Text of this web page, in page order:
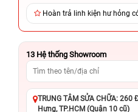
Hoàn trả linh kiện hư hỏng
13 Hệ thống Showroom
TRUNG TÂM SỬA CHỮA:
Hưng, TP.HCM (Quận 10 cũ)